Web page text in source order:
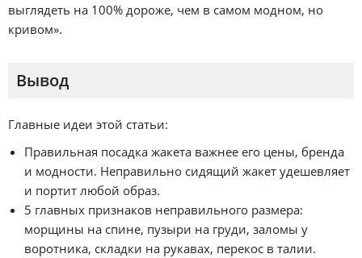
выглядеть на 100% дороже, чем в самом модном, но
кривом».
Вывод
Главные идеи этой статьи:
Правильная посадка жакета важнее его цены, бренда
и модности. Неправильно сидящий жакет удешевляет
и портит любой образ.
5 главных признаков неправильного размера:
морщины на спине, пузыри на груди, заломы у
воротника, складки на рукавах, перекос в талии.